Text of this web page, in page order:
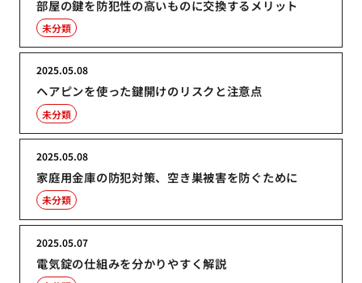
部屋の鍵を防犯性の高いものに交換するメリット
未分類
ヘアピンを使った鍵開けのリスクと注意点
2025.05.08
未分類
家庭用金庫の防犯対策、空き巣被害を防ぐために
2025.05.08
未分類
電気錠の仕組みを分かりやすく解説
2025.05.07